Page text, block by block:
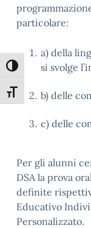
Attiva/disattiva alto
Attiva/disattiva
particolare:
a) della
si svolge
b) delle
c) delle
Per gli alunni
DSA la prova
definite
Educativo
Personalizzato.